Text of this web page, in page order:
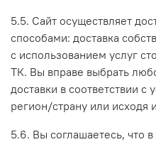
5.5. Сайт осуществляет
способами: доставка
с использованием услуг
ТК. Вы вправе выбрать
доставки в соответствии с
регион/страну или исходя
5.6. Вы соглашаетесь, что